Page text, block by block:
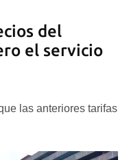
del
el servicio
las anteriores tarifas